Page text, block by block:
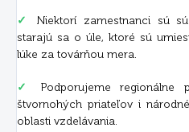
✓
Niektorí zamestnanci sú
starajú sa o úle, ktoré sú
lúke za továrňou mera.
✓
Podporujeme regionálne
štvornohých priateľov i
oblasti vzdelávania.